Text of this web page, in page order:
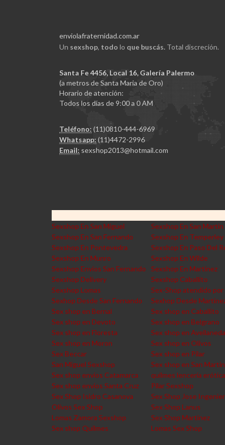
enviolafraternidad.com.ar
Un sexshop, todo lo que buscás. Total discreción.
Santa Fe 4456, Local 16, Galería Palermo
(a metros de Santa Maria de Oro)
Horario de atención:
Todos los días de 9:00 a 0 AM
Teléfono: (11)0810-444-6969
Whatsapp: (11)4472-2996
Email: sexshop2013@hotmail.com
Sexshop En San Miguel
Sexshop En San Martin
Sexshop En San Fernando
Sexshop En Temperley
Sexshop En Pontevedra
Sexshop En Paso Del
Sexshop En Munro
Sexshop En Wilde
Sexshop Envios San Fernando
Sexshop En Martinez
Sexshop Delivery
Sexshop Caballito
Sexshop Lomas
Sex-Shop atendido por
Sexhop Desde San Fernando
Sexhop Desde
Sex shop en Bernal
Sex shop en Caballito
Sex shop en Devoto
Sex shop en Belgrano
Sex shop en Floresta
Sex shop en Avellaneda
Sex shop en Moron
Sex shop en Olivos
Sex Beccar
Sex shop en Pilar
San Miguel Sexshop
Sex shop en San Martin
Sex shop envios Catamarca
quilmes lencería erótica
Sex shop envios Santa Cruz
Pilar Sexshop
Sex Shop Isidro Casanova
Sex Shop Jose
Olivos Sex Shop
Sex Shop Lanus
Lomas Zamora Sexshop
Sex Shop Martinez
Sex shop Quilmes
Lomas Sex Shop